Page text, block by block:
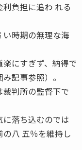
負担に追わ れる
時期の無理な海
にすぎず、納得で
記事参照）。
判所の監督下で
に落ち込むのでは
八 五％を維持し